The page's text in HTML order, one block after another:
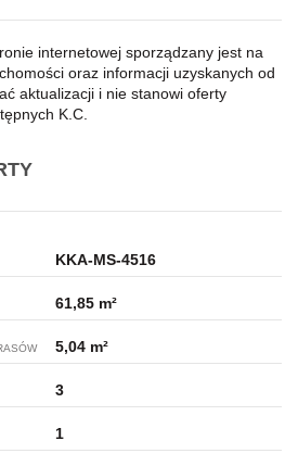
internetowej sporządzany jest na
oraz informacji uzyskanych od
aktualizacji i nie stanowi oferty
K.C.
KKA-MS-4516
61,85 m²
5,04 m²
3
1